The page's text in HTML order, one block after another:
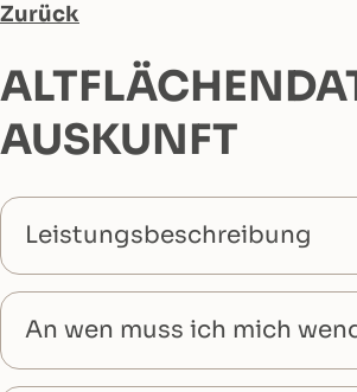
Zurück
AUSKUNFT
Leistungsbeschreibung
An wen muss ich mich